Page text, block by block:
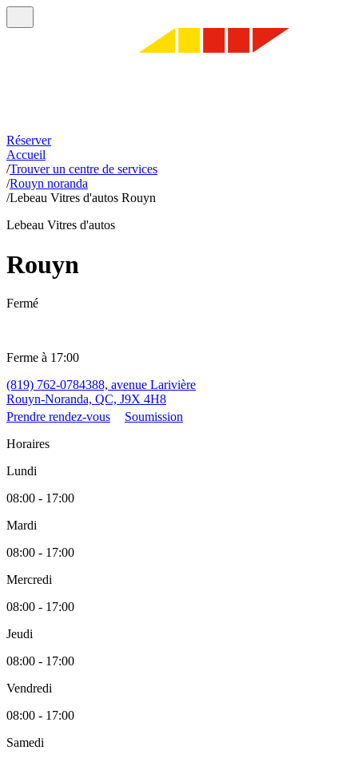
Réserver
Accueil
/Trouver un centre de services
/Rouyn noranda
/Lebeau Vitres d'autos Rouyn
Lebeau Vitres d'autos
Rouyn
Fermé
Ferme à 17:00
(819) 762-0784388, avenue Larivière
Rouyn-Noranda, QC, J9X 4H8
Prendre rendez-vous
Soumission
Horaires
Lundi
08:00 - 17:00
Mardi
08:00 - 17:00
Mercredi
08:00 - 17:00
Jeudi
08:00 - 17:00
Vendredi
08:00 - 17:00
Samedi